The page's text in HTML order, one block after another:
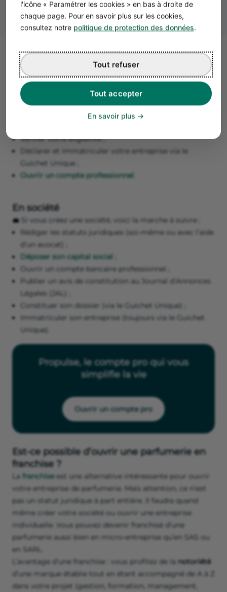
l'icône « Paramétrer les cookies » en bas à droite de
chaque page. Pour en savoir plus sur les cookies,
consultez notre politique de protection des données.
Tout accepter
Tout refuser
En savoir plus
Étape 3 : Comment créer son
entreprise de parfumerie ?
En micro-entreprise
🔑 Si vous souhaitez ouvrir une micro-entreprise, les
Vérifier votre éligibilité ;
Déclarer et immatriculer votre entreprise via le
Guichet Unique ;
Ouvrir un compte professionnel
En société
💼 Si vous créez une société, voici la marche à suivre :
Rédiger les statuts juridiques (soi-même ou avec l’aide
d’un avocat) ;
Déposer son capital social
Ouvrir un compte bancaire professionnel ;
Publier un avis de constitution au Journal d’Annonces
Légales (JAL) ;
Constituer son dossier (via le Guichet Unique) ;
Immatriculer son entreprise (toujours via le Guichet
Unique).
Propulse, le compte pro qui vous
simplifie la vie
Ouvrir un compte pro
Est-ce possible d’ouvrir une parfumerie en
franchise ?
La franchiseest une alternative intéressante pour ouvrir
votre entreprise de parfumerie. Mais attention, ce n’est
pas un statut juridique à part entière. Il faudra quand
même créer votre société ou ouvrir une entreprise
individuelle. Vous pouvez devenir franchisé d’une
parfumerie aussi bien en micro-entreprise qu’en SAS ou
en SARL.
L’avantage d’une franchise : vous profitez de la notoriété
d’une marque établie tout en étant accompagné de A à Z
dans votre projet (gestion, formation, management,